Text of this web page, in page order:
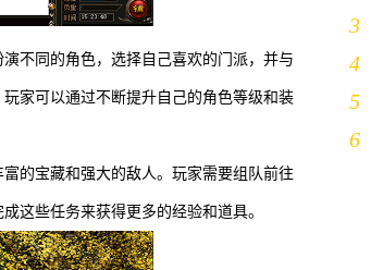
不同的角色，选择自己喜欢的门派，并与
家可以通过不断提升自己的角色等级和装
的宝藏和强大的敌人。玩家需要组队前往
这些任务来获得更多的经验和道具。
3
4
5
6